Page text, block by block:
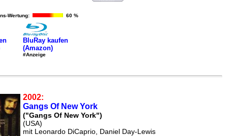
Wertung: 60 %
BluRay kaufen
(Amazon)
#Anzeige
2002:
Gangs Of New York
("Gangs Of New York")
(USA)
mit Leonardo DiCaprio, Daniel Day-Lewis